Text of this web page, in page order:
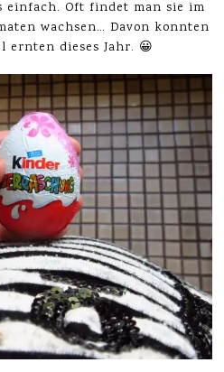
einfach. Oft findet man sie im
wachsen… Davon konnten
ernten dieses Jahr. 😀